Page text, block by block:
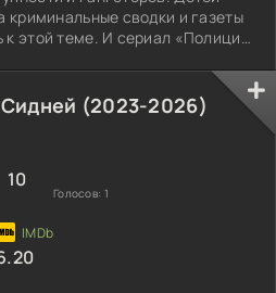
криминальные сводки и газеты
к этой теме. И сериал «Полиция
(2023-2026)
10
Голосов: 1